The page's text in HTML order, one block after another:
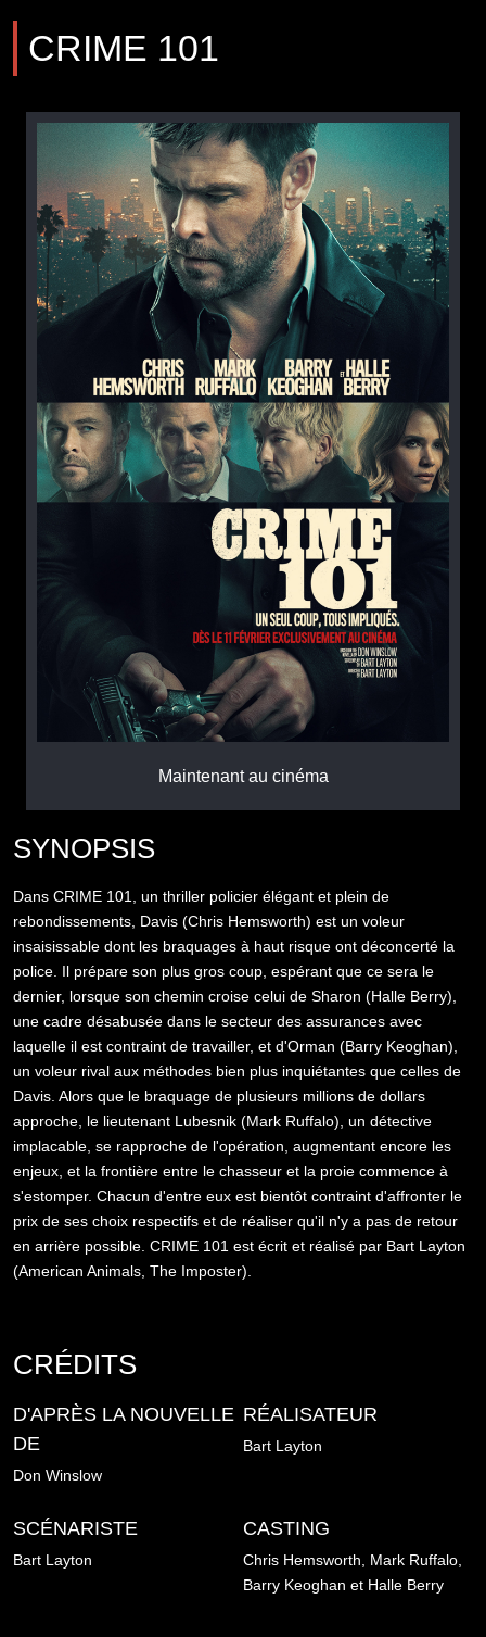
CRIME 101
Maintenant au cinéma
SYNOPSIS
Dans CRIME 101, un thriller policier élégant et plein de
rebondissements, Davis (Chris Hemsworth) est un voleur
insaisissable dont les braquages à haut risque ont déconcerté la
police. Il prépare son plus gros coup, espérant que ce sera le
dernier, lorsque son chemin croise celui de Sharon (Halle Berry),
une cadre désabusée dans le secteur des assurances avec
laquelle il est contraint de travailler, et d'Orman (Barry Keoghan),
un voleur rival aux méthodes bien plus inquiétantes que celles de
Davis. Alors que le braquage de plusieurs millions de dollars
approche, le lieutenant Lubesnik (Mark Ruffalo), un détective
implacable, se rapproche de l'opération, augmentant encore les
enjeux, et la frontière entre le chasseur et la proie commence à
s'estomper. Chacun d'entre eux est bientôt contraint d'affronter le
prix de ses choix respectifs et de réaliser qu'il n'y a pas de retour
en arrière possible. CRIME 101 est écrit et réalisé par Bart Layton
(American Animals, The Imposter).
CRÉDITS
D'APRÈS LA NOUVELLE
DE
Don Winslow
RÉALISATEUR
Bart Layton
SCÉNARISTE
Bart Layton
CASTING
Chris Hemsworth,
Mark Ruffalo,
Barry Keoghan et Halle Berry